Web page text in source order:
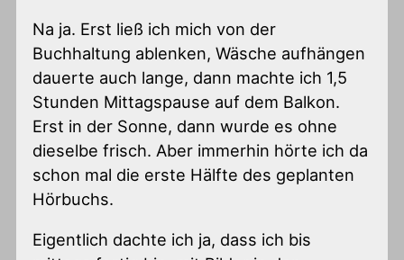
Na ja. Erst ließ ich mich von der
Buchhaltung ablenken, Wäsche aufhängen
dauerte auch lange, dann machte ich 1,5
Stunden Mittagspause auf dem Balkon.
Erst in der Sonne, dann wurde es ohne
dieselbe frisch. Aber immerhin hörte ich da
schon mal die erste Hälfte des geplanten
Hörbuchs.
Eigentlich dachte ich ja, dass ich bis